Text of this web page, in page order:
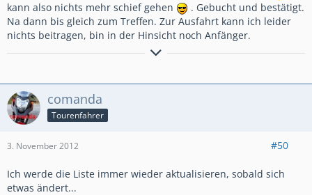
kann also nichts mehr schief gehen
. Gebucht und bestätigt.
Na dann bis gleich zum Treffen. Zur Ausfahrt kann ich leider
nichts beitragen, bin in der Hinsicht noch Anfänger.
Chrissi jetzt auch imneuen Forum unterwegs
comanda
Tourenfahrer
3. November 2012 #50
Ich werde die Liste immer wieder aktualisieren, sobald sich
etwas ändert...